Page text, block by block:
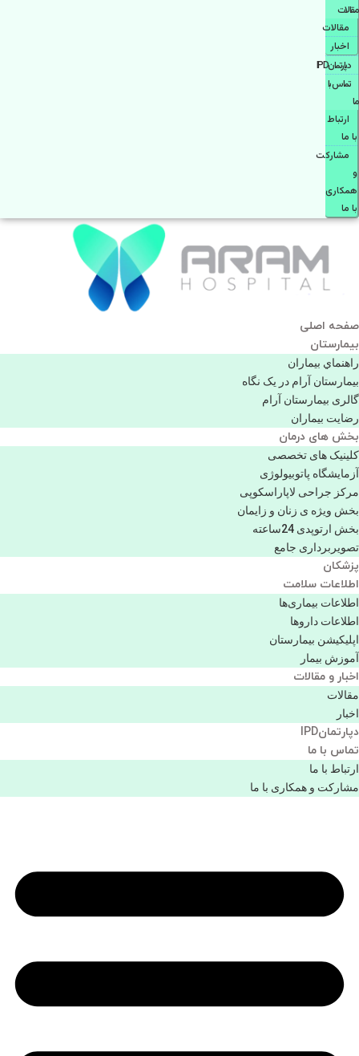
مقالات
مقالات
اخبار
دپارتمانIPD
تماس با
ما
ارتباط
با ما
مشاركت
و
همكاری
با ما
صفحه اصلی
بيمارستان
راهنماي بیماران
بیمارستان آرام در یک نگاه
گالری بیمارستان آرام
رضایت بیماران
بخش های درمان
کلینیک های تخصصی
آزمایشگاه پاتوبیولوژی
مرکز جراحی لاپاراسکوپی
بخش ویژه ی زنان و زایمان
بخش ارتوپدی 24ساعته
تصویربرداری جامع
پزشكان
اطلاعات سلامت
اطلاعات بیماری‌ها
اطلاعات دارو‌ها
اپليكيشن بيمارستان
آموزش بیمار
اخبار و مقالات
مقالات
اخبار
دپارتمانIPD
تماس با ما
ارتباط با ما
مشاركت و همكاری با ما